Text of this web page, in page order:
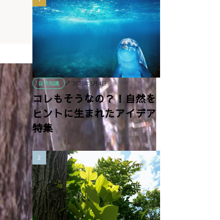
自然知識 2025年5月4日
コレもそうなの？！自然を
ヒントに生まれたアイデア
特集